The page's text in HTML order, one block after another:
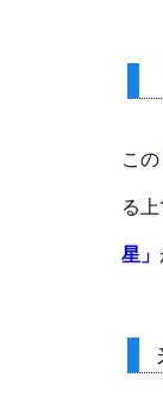
この
る
星」